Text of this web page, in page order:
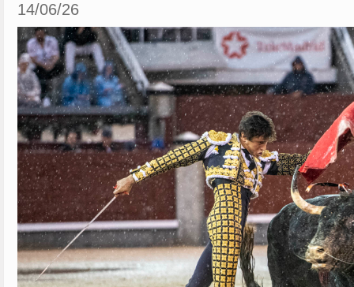
14/06/26